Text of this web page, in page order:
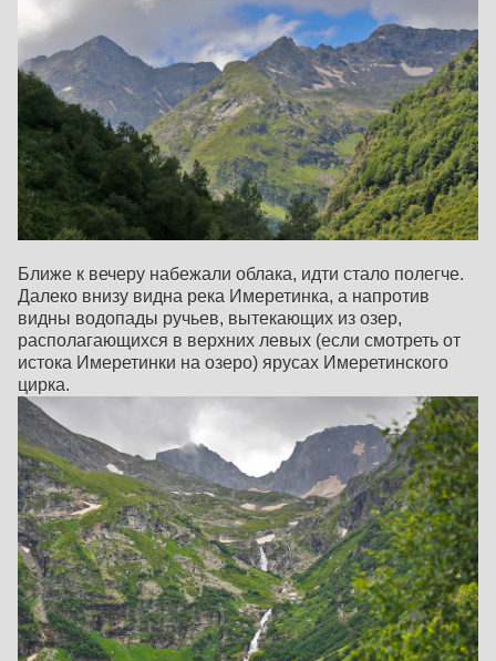
Ближе к вечеру набежали облака, идти стало полегче.
Далеко внизу видна река Имеретинка, а напротив
видны водопады ручьев, вытекающих из озер,
располагающихся в верхних левых (если смотреть от
истока Имеретинки на озеро) ярусах Имеретинского
цирка.